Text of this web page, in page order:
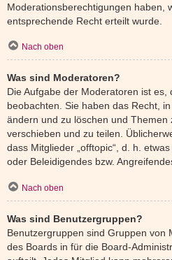
Moderationsberechtigungen haben,
entsprechende Recht erteilt wurde.
Nach oben
Was sind Moderatoren?
Die Aufgabe der Moderatoren ist
beobachten. Sie haben das Recht,
ändern und zu löschen und Themen
verschieben und zu teilen.
dass Mitglieder „offtopic“, d. h.
oder Beleidigendes bzw.
Nach oben
Was sind Benutzergruppen?
Benutzergruppen sind Gruppen von
des Boards in für die Board-